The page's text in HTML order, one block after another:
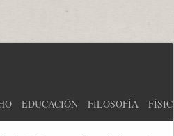
EDUCACIÓN FILOSOFÍA